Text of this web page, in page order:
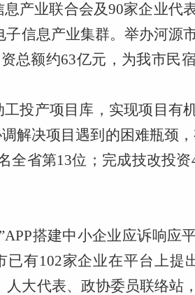
产业联合会及90家企业代
信息产业集群。举办河源
总额约63亿元，为我市民
投产项目库，实现项目有
解决项目遇到的困难瓶颈，
省第13位；完成技改投资
搭建中小企业应诉响应
有102家企业在平台上提
大代表、政协委员联络站